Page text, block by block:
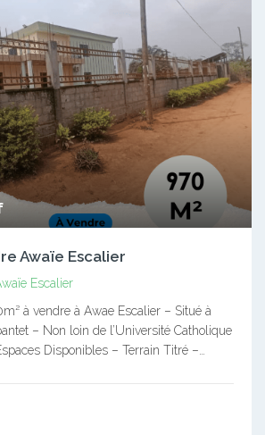
Awaïe Escalier
Escalier
à vendre à Awae Escalier – Situé à
– Non loin de l’Université Catholique
Disponibles – Terrain Titré –…